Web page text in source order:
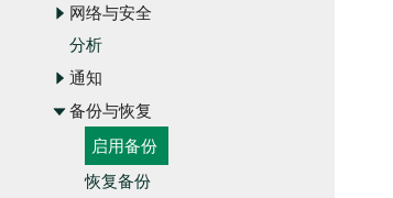
网络与安全
分析
通知
备份与恢复
启用备份
恢复备份